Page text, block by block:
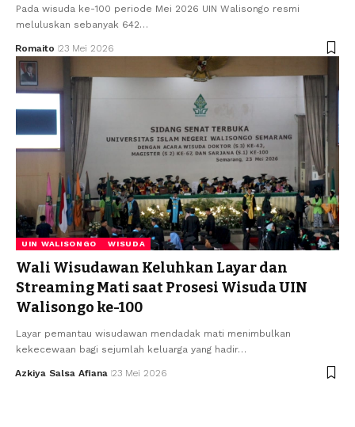
Pada wisuda ke-100 periode Mei 2026 UIN Walisongo resmi
meluluskan sebanyak 642…
Romaito 23 Mei 2026
UIN WALISONGO WISUDA
Wali Wisudawan Keluhkan Layar dan
Streaming Mati saat Prosesi Wisuda UIN
Walisongo ke-100
Layar pemantau wisudawan mendadak mati menimbulkan
kekecewaan bagi sejumlah keluarga yang hadir…
Azkiya Salsa Afiana 23 Mei 2026